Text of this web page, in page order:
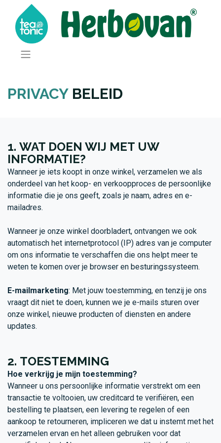
PRIVACY BELEID
1. WAT DOEN WIJ MET UW
INFORMATIE?
Wanneer je iets koopt in onze winkel, verzamelen we als
onderdeel van het koop- en verkoopproces de persoonlijke
informatie die je ons geeft, zoals je naam, adres en e-
mailadres.
Wanneer je onze winkel doorbladert, ontvangen we ook
automatisch het internetprotocol (IP) adres van je computer
om ons informatie te verschaffen die ons helpt meer te
weten te komen over je browser en besturingssysteem.
E-mailmarketing: Met jouw toestemming, en tenzij je ons
vraagt dit niet te doen, kunnen we je e-mails sturen over
onze winkel, nieuwe producten of diensten en andere
updates.
2. TOESTEMMING
Hoe verkrijg je mijn toestemming?
Wanneer u ons persoonlijke informatie verstrekt om een
transactie te voltooien, uw creditcard te verifiëren, een
bestelling te plaatsen, een levering te regelen of een
aankoop te retourneren, impliceren we dat u instemt met het
verzamelen ervan en het alleen gebruiken voor dat